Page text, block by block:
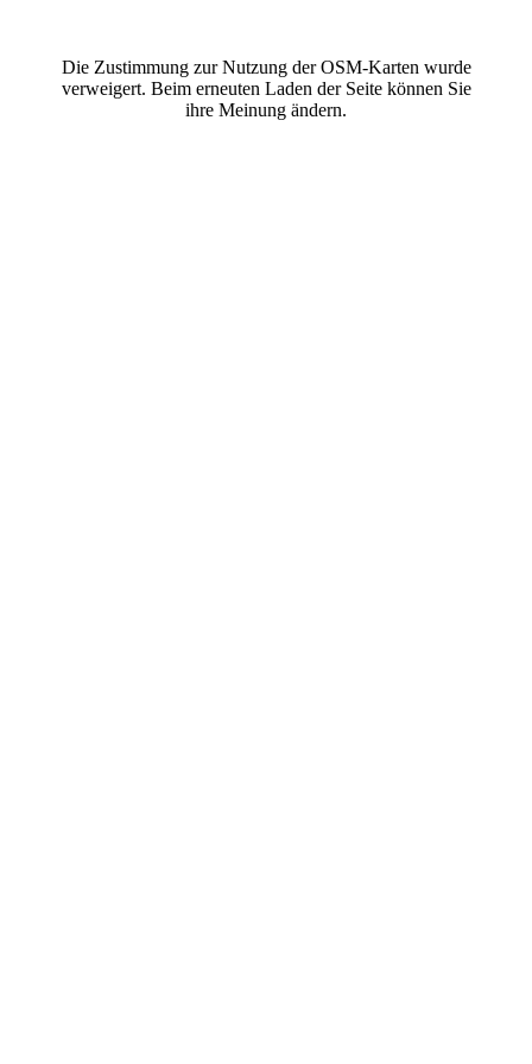
Die Zustimmung zur Nutzung der OSM-Karten wurde
verweigert. Beim erneuten Laden der Seite können Sie
ihre Meinung ändern.